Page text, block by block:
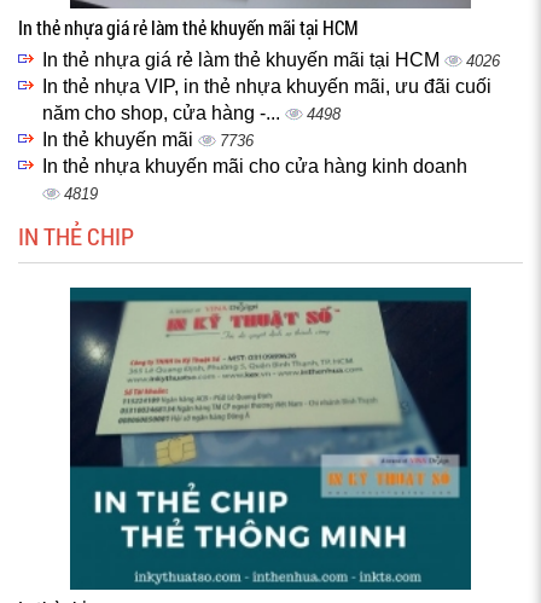
In thẻ nhựa giá rẻ làm thẻ khuyến mãi tại HCM
In thẻ nhựa giá rẻ làm thẻ khuyến mãi tại HCM 4026
In thẻ nhựa VIP, in thẻ nhựa khuyến mãi, ưu đãi cuối
năm cho shop, cửa hàng -...
4498
In thẻ khuyến mãi 7736
In thẻ nhựa khuyến mãi cho cửa hàng kinh doanh
4819
IN THẺ CHIP